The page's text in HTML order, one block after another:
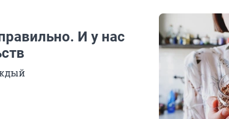
И у нас